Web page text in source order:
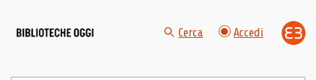
Cerca Accedi